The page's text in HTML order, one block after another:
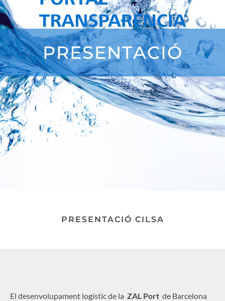
PRESENTACIÓ
PRESENTACIÓ CILSA
El desenvolupament logístic de la ZAL Port de Barcelona